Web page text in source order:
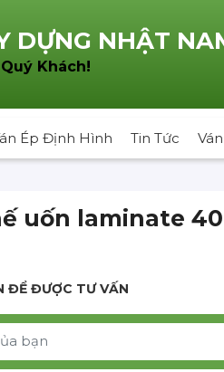
DỰNG NHẬT
Khách!
Ép Định Hình Tin Tức
uốn laminate 40
ĐỂ ĐƯỢC TƯ VẤN